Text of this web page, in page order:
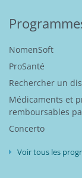
NomenSoft
ProSanté
Rechercher un
Médicaments et
remboursables
Concerto
Voir tous les